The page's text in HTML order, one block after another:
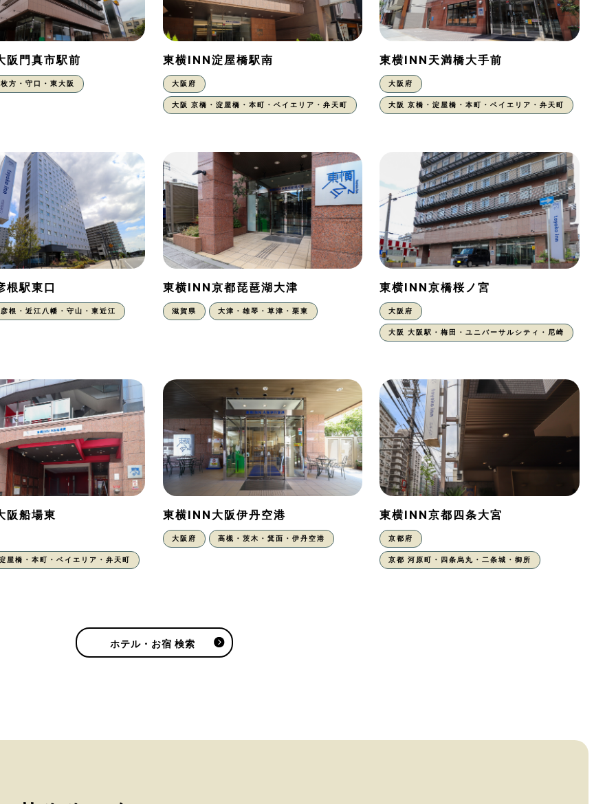
阪門真市駅前
枚方・守口・東大阪
東横INN淀屋橋駅南
大阪府
大阪 京橋・淀屋橋・本町・ベイエリア・弁天町
東横INN天満橋大手前
大阪府
大阪 京橋・淀屋橋・本町・ベイエリア・弁天町
根駅東口
彦根・近江八幡・守山・東近江
東横INN京都琵琶湖大津
滋賀県 大津・雄琴・草津・栗東
東横INN京橋桜ノ宮
大阪府
大阪 大阪駅・梅田・ユニバーサルシティ・尼崎
阪船場東
屋橋・本町・ベイエリア・弁天町
東横INN大阪伊丹空港
大阪府 高槻・茨木・箕面・伊丹空港
東横INN京都四条大宮
京都府
京都 河原町・四条烏丸・二条城・御所
ホテル・お宿 検索